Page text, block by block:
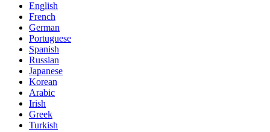
English
French
German
Portuguese
Spanish
Russian
Japanese
Korean
Arabic
Irish
Greek
Turkish